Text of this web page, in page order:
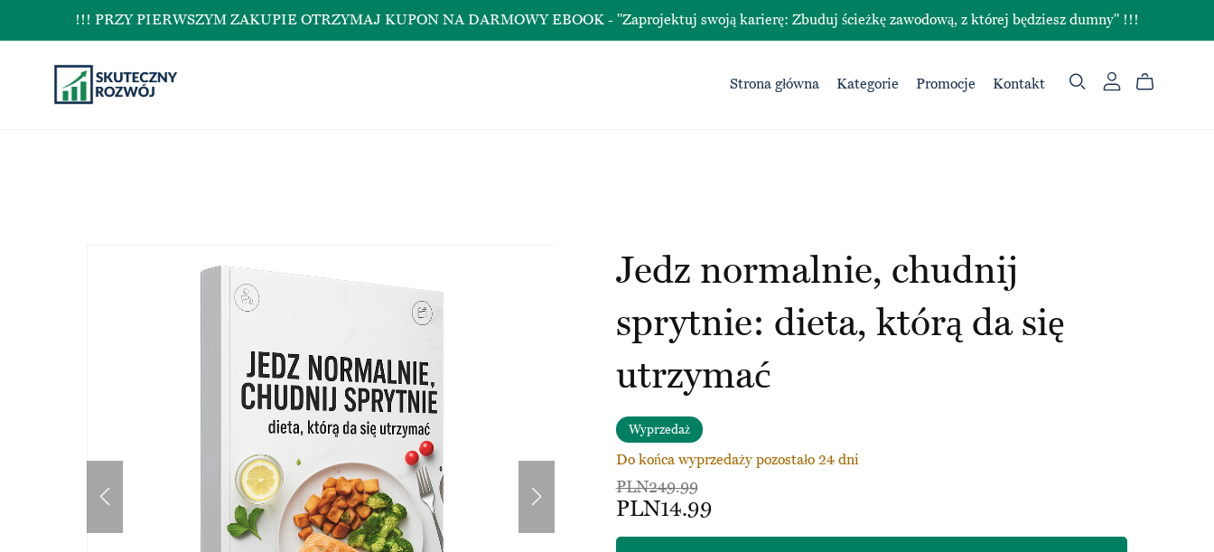
!!! PRZY PIERWSZYM ZAKUPIE OTRZYMAJ KUPON NA DARMOWY EBOOK - "Zaprojektuj swoją karierę: Zbuduj ścieżkę zawodową, z której będziesz dumny" !!!
Strona główna Kategorie Promocje Kontakt
Jedz normalnie, chudnij
sprytnie: dieta, którą da się
utrzymać
Wyprzedaż
Do końca wyprzedaży pozostało 24 dni
PLN249.99
PLN14.99